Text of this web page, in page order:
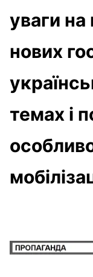
уваги на
нових
темах і